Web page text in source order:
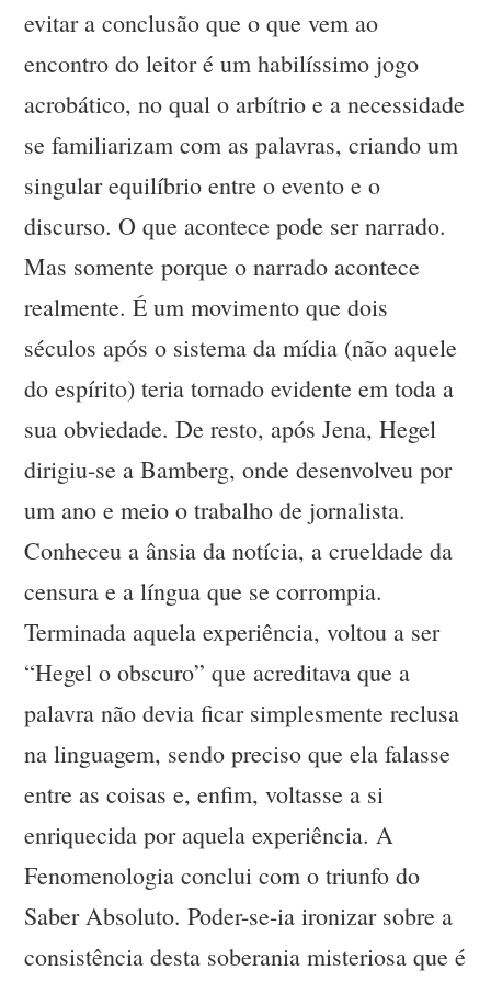
evitar a conclusão que o que vem ao
encontro do leitor é um habilíssimo jogo
acrobático, no qual o arbítrio e a necessidade
se familiarizam com as palavras, criando um
singular equilíbrio entre o evento e o
discurso. O que acontece pode ser narrado.
Mas somente porque o narrado acontece
realmente. É um movimento que dois
séculos após o sistema da mídia (não aquele
do espírito) teria tornado evidente em toda a
sua obviedade. De resto, após Jena, Hegel
dirigiu-se a Bamberg, onde desenvolveu por
um ano e meio o trabalho de jornalista.
Conheceu a ânsia da notícia, a crueldade da
censura e a língua que se corrompia.
Terminada aquela experiência, voltou a ser
“Hegel o obscuro” que acreditava que a
palavra não devia ficar simplesmente reclusa
na linguagem, sendo preciso que ela falasse
entre as coisas e, enfim, voltasse a si
enriquecida por aquela experiência. A
Fenomenologia conclui com o triunfo do
Saber Absoluto. Poder-se-ia ironizar sobre a
consistência desta soberania misteriosa que é